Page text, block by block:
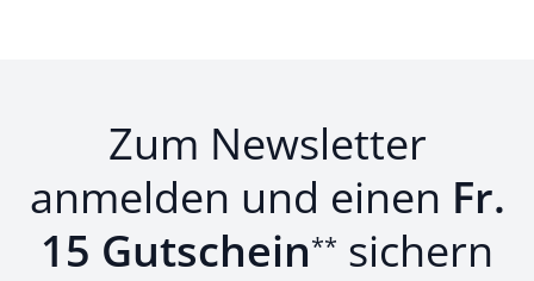
Zum Newsletter
anmelden und einen Fr.
15 Gutschein** sichern